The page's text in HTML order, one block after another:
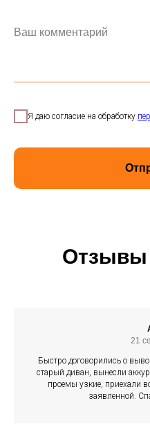
Ваш комментарий
Я даю согласие на обработку
Отзывы
21
Быстро договорились о
старый диван, вынесли
проемы узкие, приехали
заявленной.